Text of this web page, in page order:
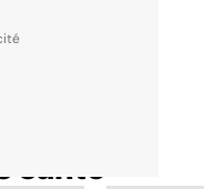
santé